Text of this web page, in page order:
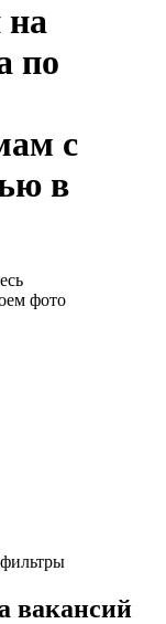
на
по
с
в
фото
вакансий